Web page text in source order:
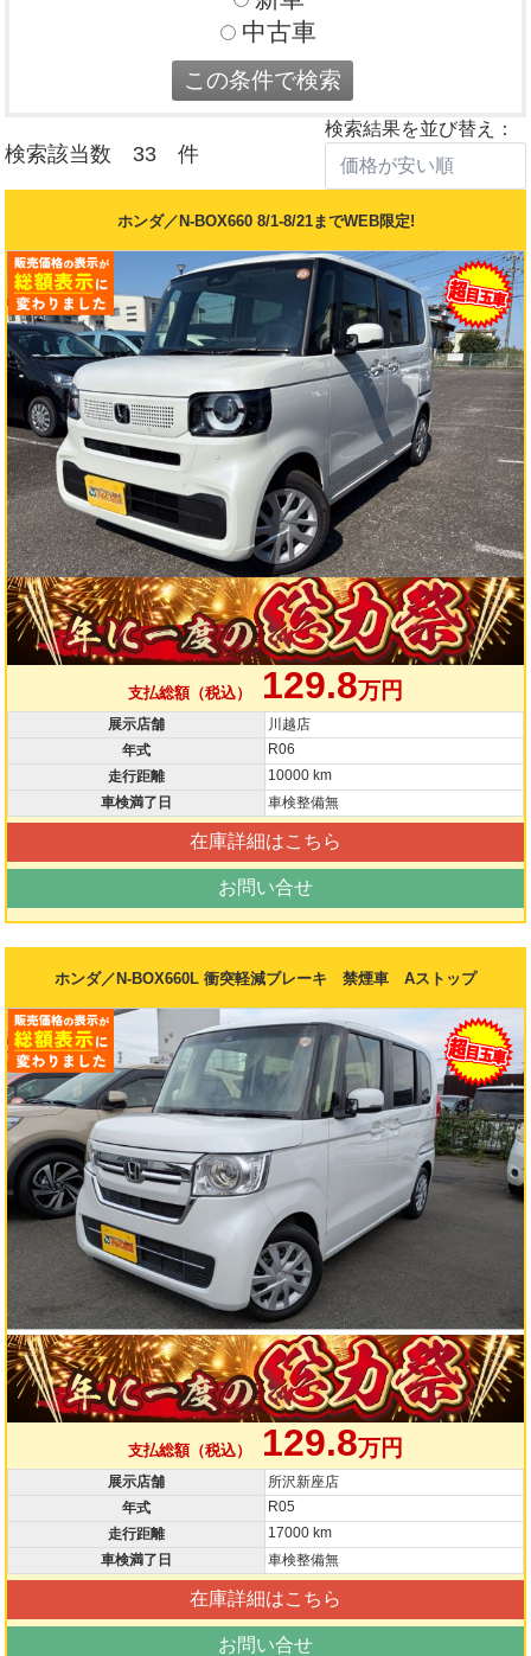
中古車
検索該当数 33 件
検索結果を並び替え：
ホンダ／N-BOX660 8/1-8/21までWEB限定!
支払総額（税込） 129.8万円
展示店舗
川越店
年式
R06
走行距離
10000 km
車検満了日
車検整備無
在庫詳細はこちら
お問い合せ
ホンダ／N-BOX660L 衝突軽減ブレーキ 禁煙車 Aストップ
支払総額（税込） 129.8万円
展示店舗
所沢新座店
年式
R05
走行距離
17000 km
車検満了日
車検整備無
在庫詳細はこちら
お問い合せ